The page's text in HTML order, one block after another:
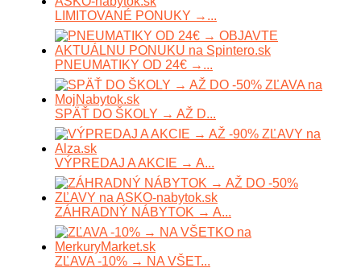
LIMITOVANÉ PONUKY →...
PNEUMATIKY OD 24€ →...
SPÄŤ DO ŠKOLY → AŽ D...
VÝPREDAJ A AKCIE → A...
ZÁHRADNÝ NÁBYTOK → A...
ZĽAVA -10% → NA VŠET...